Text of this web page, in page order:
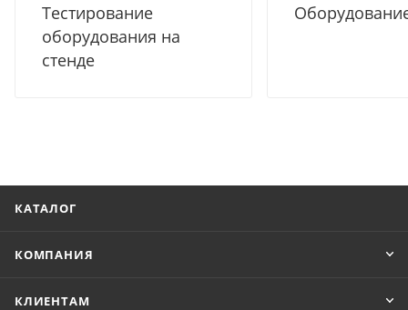
Тестирование
оборудования на
стенде
КАТАЛОГ
КОМПАНИЯ
КЛИЕНТАМ